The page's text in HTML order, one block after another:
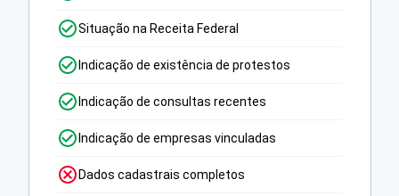
Situação na Receita Federal
Indicação de existência de protestos
Indicação de consultas recentes
Indicação de empresas vinculadas
Dados cadastrais completos